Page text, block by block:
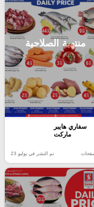
منتهية الصلاحية
سفاري هايبر
ماركت
تم النشر في يوليو 23